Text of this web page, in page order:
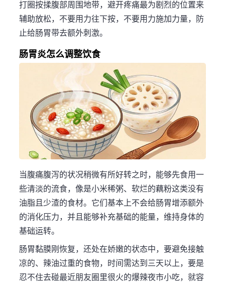
打圈按揉腹部周围地带，避开疼痛最为剧烈的位置来
辅助放松，不要用力往下按，不要用力施加力量，防
止给肠胃带去额外刺激。
肠胃炎怎么调整饮食
当腹痛腹泻的状况稍微有所好转之时，能够先食用一
些清淡的流食，像是小米稀粥、软烂的藕粉这类没有
油脂且少渣的食材。它们基本上不会给肠胃增添额外
的消化压力，并且能够补充基础的能量，维持身体的
基础运转。
肠胃黏膜刚恢复，还处在娇嫩的状态中，要避免接触
凉的、辣油过重的食物，时间需达到三天以上，要是
忍不住去碰最近朋友圈里很火的爆辣夜市小吃，就容